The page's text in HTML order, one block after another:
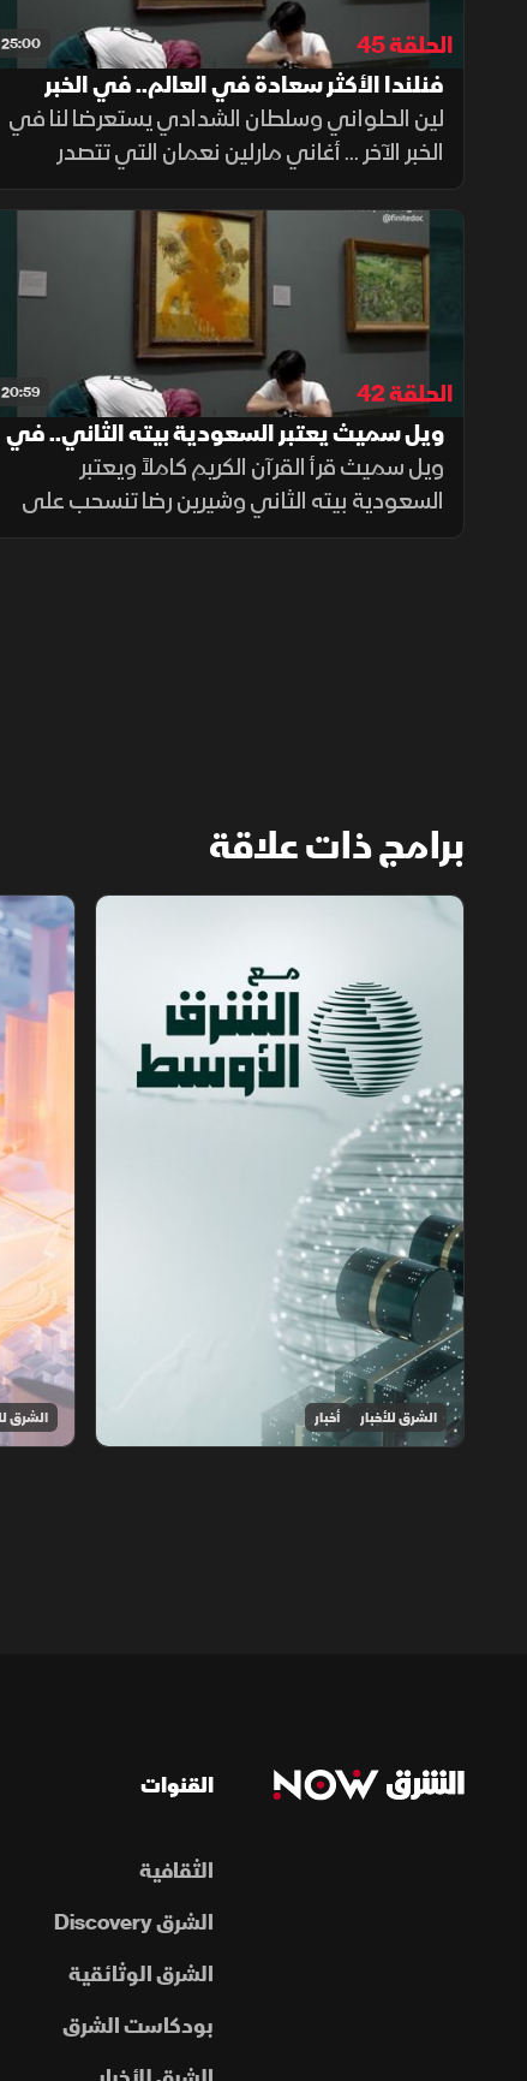
25:00
الحلقة 45
فنلندا الأكثر سعادة في العالم.. في الخبر
الآخر
لين الحلواني وسلطان الشدادي يستعرضا لنا في
الخبر الآخر ... أغاني مارلين نعمان التي تتصدر
منصات التواصل الاجتماعي.
20:59
الحلقة 42
ويل سميث يعتبر السعودية بيته الثاني.. في
الخبر الآخر
ويل سميث قرأ القرآن الكريم كاملاً ويعتبر
السعودية بيته الثاني وشيرين رضا تنسحب على
الهواء مباشرة بسبب بسمة وهبة
برامج ذات علاقة
مع الشرق الأوسط
الشرق للأخبار أخبار
أخبار
الشرق
القنوات
الثقافية
الشرق Discovery
الشرق الوثائقية
بودكاست الشرق